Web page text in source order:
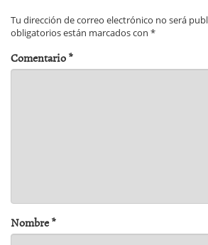
Tu dirección de correo electrónico no será
obligatorios están marcados con *
Comentario*
Nombre*